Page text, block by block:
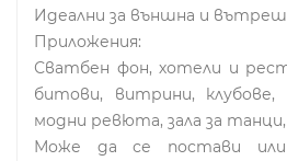
Идеални за външна и
Приложения:
Сватбен фон, хотели и
битови, витрини, клубове,
модни ревюта, зала за
Може да се постави